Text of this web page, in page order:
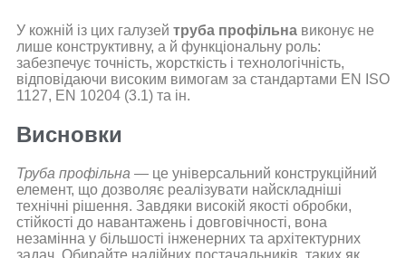
У кожній із цих галузей труба профільна виконує не
лише конструктивну, а й функціональну роль:
забезпечує точність, жорсткість і технологічність,
відповідаючи високим вимогам за стандартами EN ISO
1127, EN 10204 (3.1) та ін.
Висновки
Труба профільна — це універсальний конструкційний
елемент, що дозволяє реалізувати найскладніші
технічні рішення. Завдяки високій якості обробки,
стійкості до навантажень і довговічності, вона
незамінна у більшості інженерних та архітектурних